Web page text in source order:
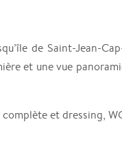
de Saint-Jean-
et une vue
et dressing,